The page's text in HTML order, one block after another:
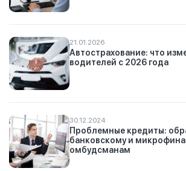
21.01.2026
Автострахование: что
водителей с 2026 года
30.12.2024
Проблемные кредиты:
банковскому и
омбудсманам